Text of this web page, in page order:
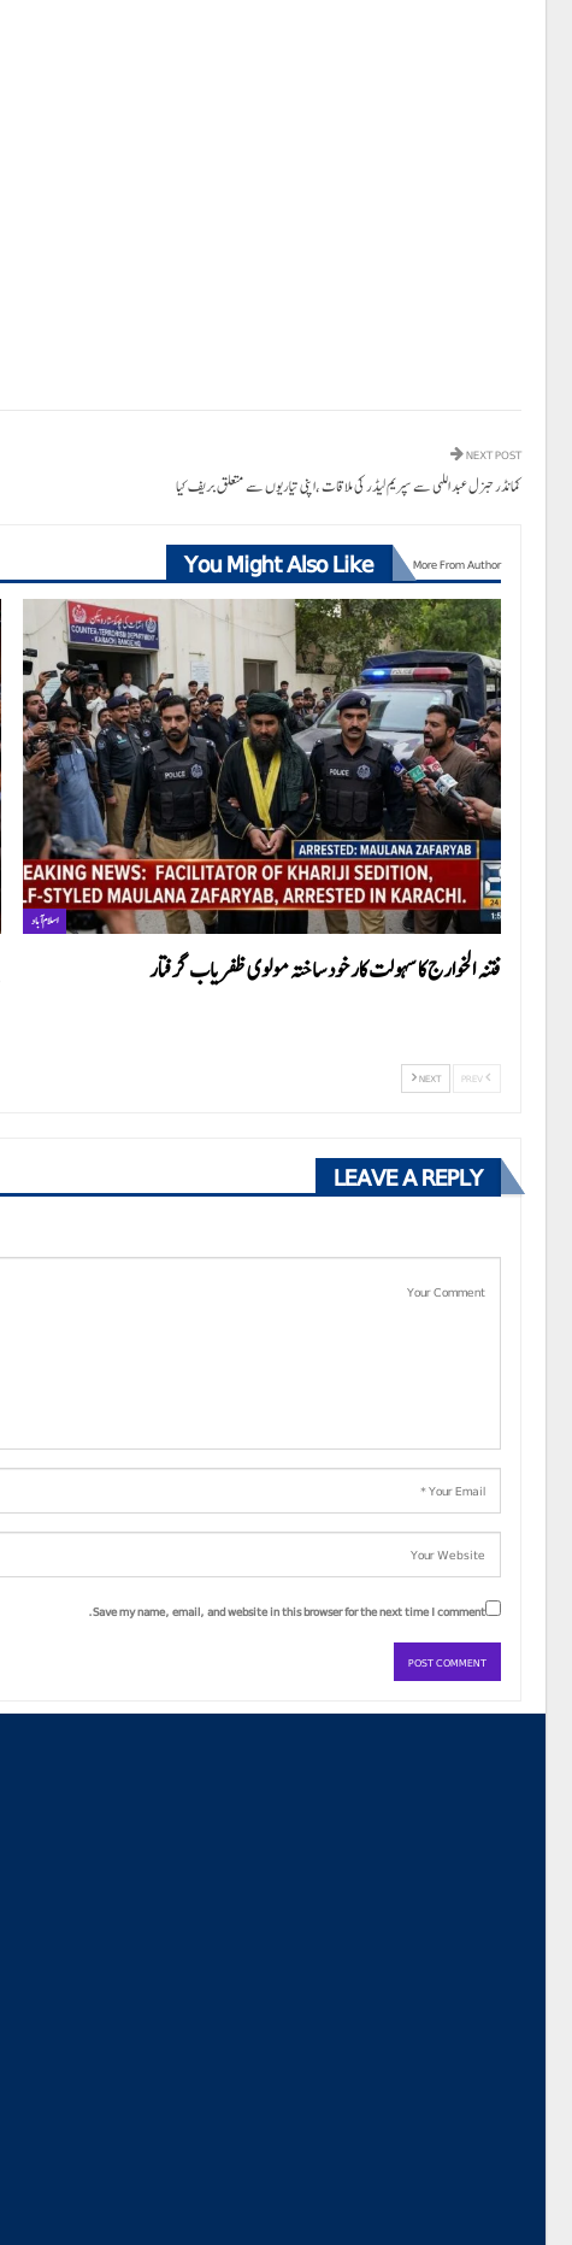
NEXT POST
کمانڈر جنرل عبد اللہی سے سپریم لیڈر کی ملاقات ،اپنی تیاریوں سے متعلق بریف کیا
You Might Also Like More From Author
اسلام آباد
فتنہ الخوارج کا سہولت کار خود ساختہ مولوی ظفریاب گرفتار
NEXT
LEAVE A REPLY
Save my name, email, and website in this browser for the next time I comment.